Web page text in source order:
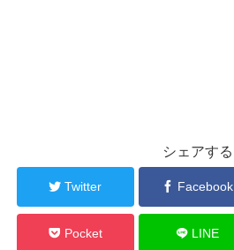
シェアする
Twitter Facebook
Pocket LINE